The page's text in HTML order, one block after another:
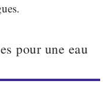
pour une eau